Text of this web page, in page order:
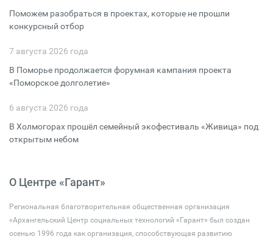
Поможем разобраться в проектах, которые не прошли
конкурсный отбор
7 августа 2026 года
В Поморье продолжается форумная кампания проекта
«Поморское долголетие»
6 августа 2026 года
В Холмогорах прошёл семейный экофестиваль «Живица» под
открытым небом
О Центре «Гарант»
Региональная благотворительная общественная организация
«Архангельский Центр социальных технологий «Гарант» был создан
осенью 1996 года как организация, способствующая развитию